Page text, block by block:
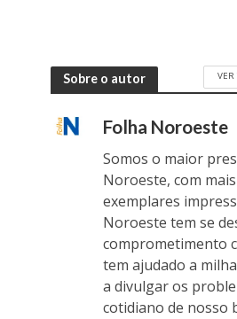
Sobre o autor VER
Folha Noroeste
Somos o maior
Noroeste, com
exemplares
Noroeste tem se
comprometimento
tem ajudado a
a divulgar os
cotidiano de nosso